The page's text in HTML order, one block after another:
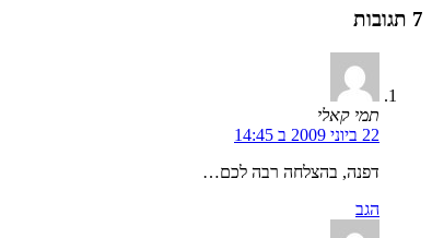
7 תגובות
תמי קאלי
22 ביוני 2009 ב 14:45
דפנה, בהצלחה רבה לכם…
הגב